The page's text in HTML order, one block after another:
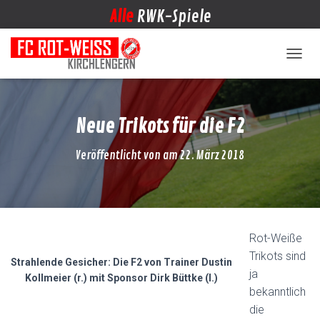
Alle RWK-Spiele
Neue Trikots für die F2
Veröffentlicht von am22. März 2018
Strahlende Gesicher: Die F2 von Trainer Dustin
Kollmeier (r.) mit Sponsor Dirk Büttke (l.)
Rot-Weiße
Trikots sind
ja
bekanntlich
die